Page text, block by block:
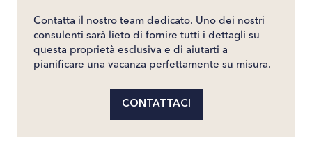
Contatta il nostro team dedicato. Uno dei nostri
consulenti sarà lieto di fornire tutti i dettagli su
questa proprietà esclusiva e di aiutarti a
pianificare una vacanza perfettamente su misura.
CONTATTACI